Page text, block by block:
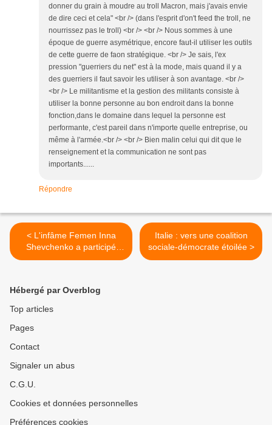
donner du grain à moudre au troll Macron, mais j'avais envie
de dire ceci et cela" <br /> (dans l'esprit d'on't feed the troll, ne
nourrissez pas le troll) <br /> <br /> Nous sommes à une
époque de guerre asymétrique, encore faut-il utiliser les outils
de cette guerre de faon stratégique. <br /> Je sais, l'ex
pression "guerriers du net" est à la mode, mais quand il y a
des guerriers il faut savoir les utiliser à son avantage. <br />
<br /> Le militantisme et la gestion des militants consiste à
utiliser la bonne personne au bon endroit dans la bonne
fonction,dans le domaine dans lequel la personne est
performante, c'est pareil dans n'importe quelle entreprise, ou
même à l'armée.<br /> <br /> Bien malin celui qui dit que le
renseignement et la communication ne sont pas
importants......
Répondre
< L'infâme Femen Inna
Shevchenko a participé
officiellement au G7 à la
Italie : vers une coalition
sociale-démocrate étoilée >
Hébergé par Overblog
Top articles
Pages
Contact
Signaler un abus
C.G.U.
Cookies et données personnelles
Préférences cookies